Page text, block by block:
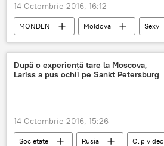
14 Octombrie 2016, 16:12
MONDEN Moldova
Sexy
Miss
Moldovence
Cele mai sexy femei din Moldova şi România
După o experiență tare la Moscova,
Lariss a pus ochii pe Sankt Petersburg
14 Octombrie 2016, 15:26
Societate Rusia
Clip video